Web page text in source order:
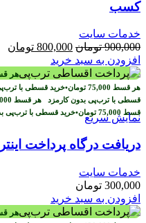
کسب
خدمات سایت
900,000 تومان قیمت
اصلی
900,000 تومان
بود.
800,000 تومان
افزودن به سبد خرید
هر
هر قسط 75,000 تومان•خرید قسطی با
قسطی با ترب‌پی بدون کارمزد هر قسط
قسط 75,000 تومان•خرید قسطی با ترب‌پی نمایش سریع
دریافت درگاه پرداخت
خدمات سایت
300,000 تومان
افزودن به سبد خرید
هر